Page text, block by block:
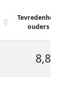
Tevredenheid
ouders
8,8